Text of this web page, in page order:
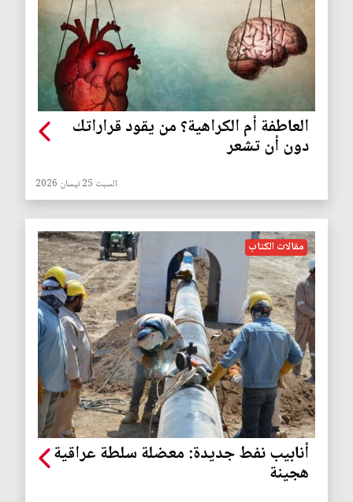
العاطفة أم الكراهية؟ من يقود قراراتك
دون أن تشعر
السبت 25 نيسان 2026
مقالات الكتاب
أنابيب نفط جديدة: معضلة سلطة عراقية
هجينة